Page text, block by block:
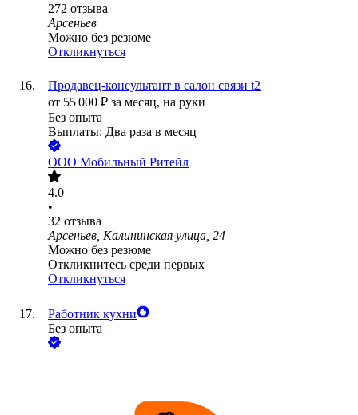
272 отзыва
Арсеньев
Можно без резюме
Откликнуться
Продавец-консультант в салон связи t2
от 55 000 ₽ за месяц, на руки
Без опыта
Выплаты: Два раза в месяц
ООО Мобильный Ритейл
4.0
•
32 отзыва
Арсеньев, Калининская улица, 24
Можно без резюме
Откликнитесь среди первых
Откликнуться
Работник кухни
Без опыта